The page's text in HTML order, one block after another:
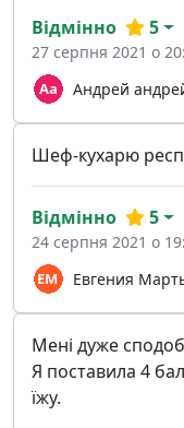
Андрей
Відмінно 5
27 серпня 2021 о
Шеф-кухарю
Евгения
Відмінно 5
24 серпня 2021 о
Мені дуже
Я поставила 4
їжу.